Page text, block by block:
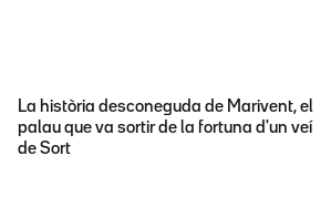
La història desconeguda de Marivent, el
palau que va sortir de la fortuna d'un veí
de Sort